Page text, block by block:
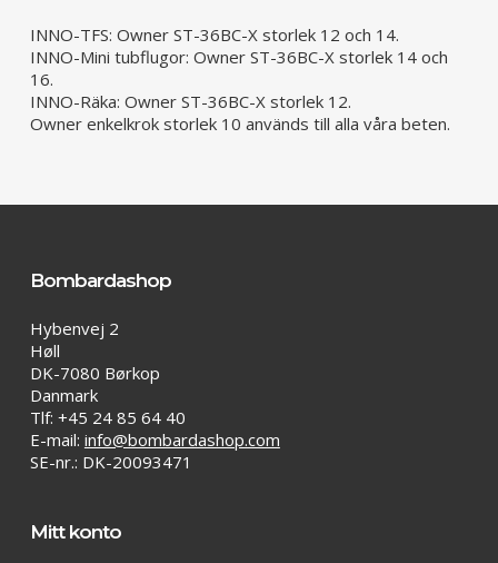
INNO-TFS: Owner ST-36BC-X storlek 12 och 14.
INNO-Mini tubflugor: Owner ST-36BC-X storlek 14 och
16.
INNO-Räka: Owner ST-36BC-X storlek 12.
Owner enkelkrok storlek 10 används till alla våra beten.
Bombardashop
Hybenvej 2
Høll
DK-7080 Børkop
Danmark
Tlf: +45 24 85 64 40
E-mail: info@bombardashop.com
SE-nr.: DK-20093471
Mitt konto